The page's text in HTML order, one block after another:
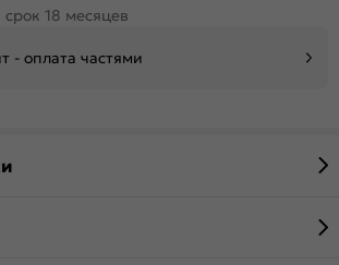
18 месяцев
- оплата частями